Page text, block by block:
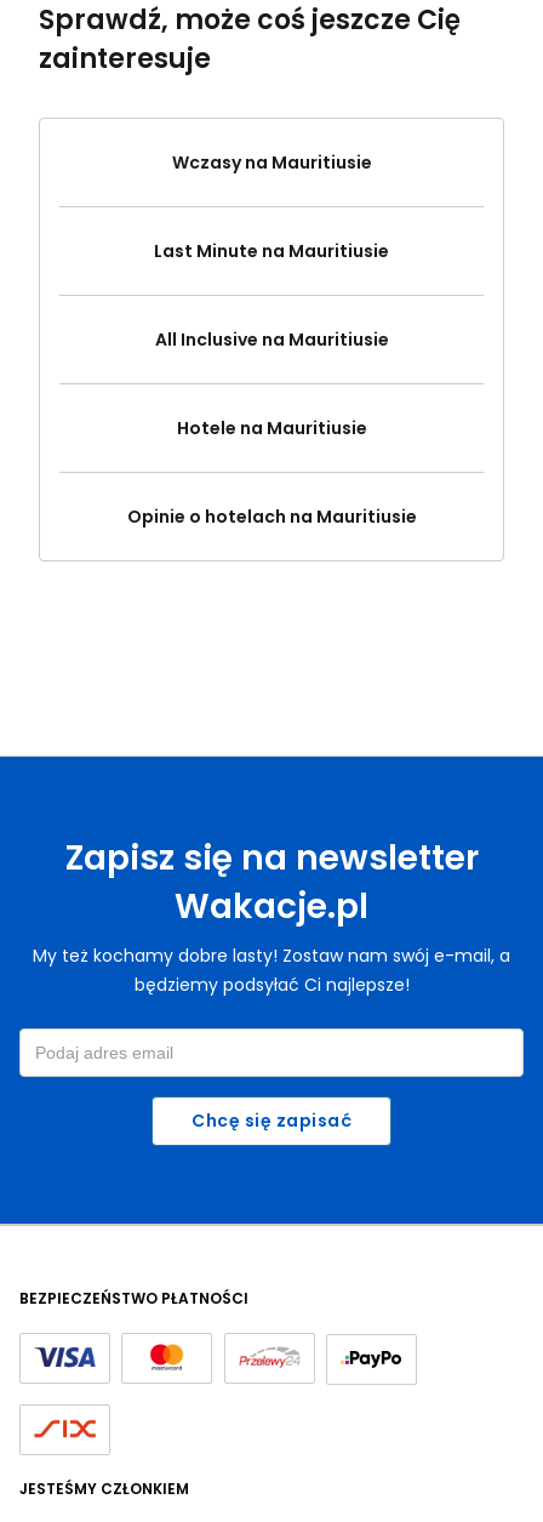
Sprawdź, może coś jeszcze Cię
zainteresuje
Wczasy na Mauritiusie
Last Minute na Mauritiusie
All Inclusive na Mauritiusie
Hotele na Mauritiusie
Opinie o hotelach na Mauritiusie
Zapisz się na newsletter
Wakacje.pl
My też kochamy dobre lasty! Zostaw nam swój e-mail, a
będziemy podsyłać Ci najlepsze!
Chcę się zapisać
BEZPIECZEŃSTWO PŁATNOŚCI
JESTEŚMY CZŁONKIEM